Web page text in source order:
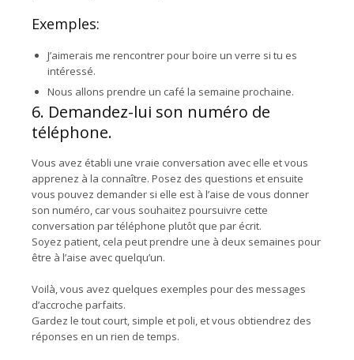
Exemples:
J’aimerais me rencontrer pour boire un verre si tu es
intéressé.
Nous allons prendre un café la semaine prochaine.
6. Demandez-lui son numéro de
téléphone.
Vous avez établi une vraie conversation avec elle et vous
apprenez à la connaître. Posez des questions et ensuite
vous pouvez demander si elle est à l’aise de vous donner
son numéro, car vous souhaitez poursuivre cette
conversation par téléphone plutôt que par écrit.
Soyez patient, cela peut prendre une à deux semaines pour
être à l’aise avec quelqu’un.
Voilà, vous avez quelques exemples pour des messages
d’accroche parfaits.
Gardez le tout court, simple et poli, et vous obtiendrez des
réponses en un rien de temps.